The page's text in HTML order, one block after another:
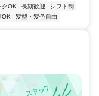
クOK 長期歓迎
シフト制
OK 髪型・髪色自由